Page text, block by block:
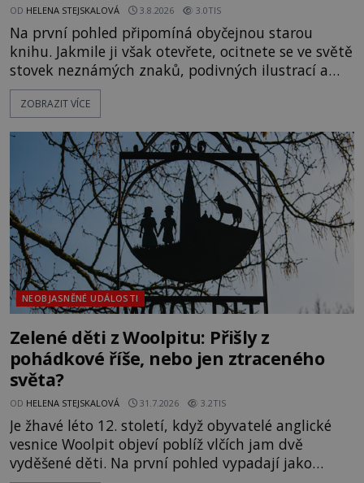
OD HELENA STEJSKALOVÁ 3.8.2026 3.0TIS
Na první pohled připomíná obyčejnou starou
knihu. Jakmile ji však otevřete, ocitnete se ve světě
stovek neznámých znaků, podivných ilustrací a
textu, který už téměř dvě století vzdoruje všem
pokusům o rozluštění. Rohoncský kodex patří mezi
jistotou neví, kdo jej napsal, kdy vznikl ani co
vlastně vypráví. Rohoncský kodex se poprvé
objevuje v roce
ZOBRAZIT VÍCE
NEOBJASNĚNÉ UDÁLOSTI
Zelené děti z Woolpitu: Přišly z
pohádkové říše, nebo jen ztraceného
světa?
OD HELENA STEJSKALOVÁ 31.7.2026 3.2TIS
Je žhavé léto 12. století, když obyvatelé anglické
vesnice Woolpit objeví poblíž vlčích jam dvě
vyděšené děti. Na první pohled vypadají jako